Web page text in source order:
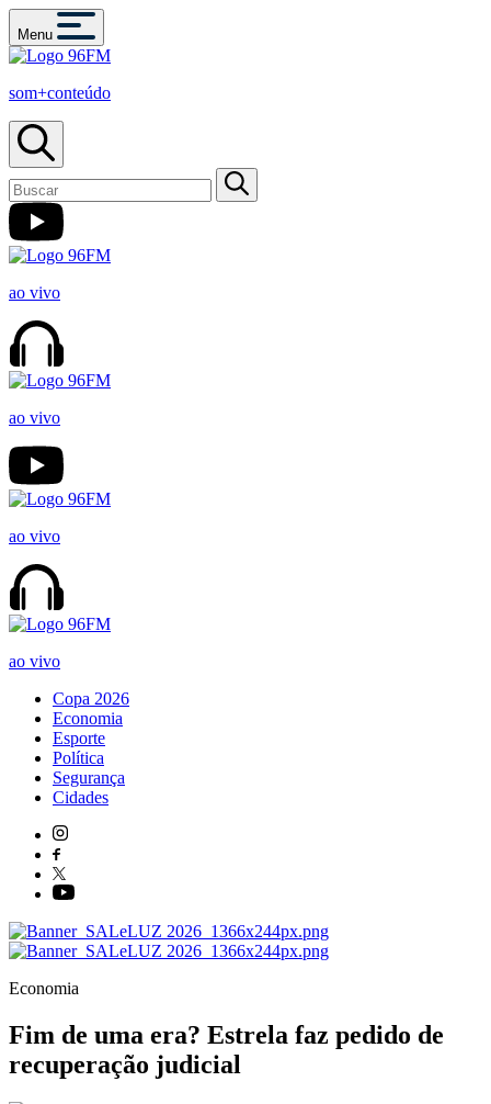
Menu
som+conteúdo
ao vivo
ao vivo
ao vivo
ao vivo
Copa 2026
Economia
Esporte
Política
Segurança
Cidades
Economia
Fim de uma era? Estrela faz pedido de
recuperação judicial